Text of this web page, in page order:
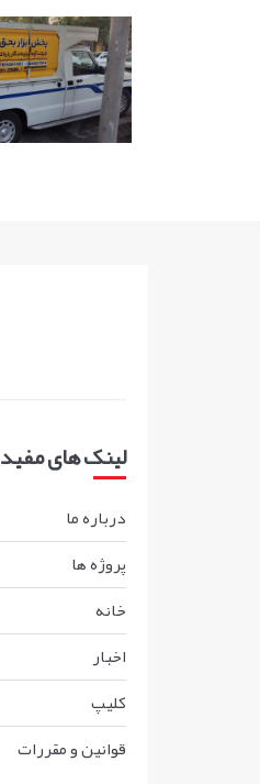
لینک های مفید
درباره ما
پروژه ها
خانه
اخبار
کليپ
قوانين و مقررات